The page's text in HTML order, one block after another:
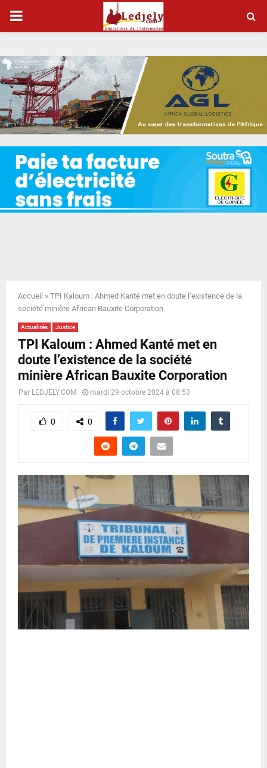
P
I
M
A
R
Y
N
U
Accueil » TPI Kaloum : Ahmed Kanté met en doute l’existence de la
société minière African Bauxite Corporation
Actualités Justice
TPI Kaloum : Ahmed Kanté met en
doute l’existence de la société
minière African Bauxite Corporation
Par LEDJELY.COM mardi 29 octobre 2024 à 08:53
0 0